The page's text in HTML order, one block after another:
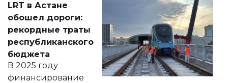
документ
появился в базе
нормативных
правовых актов и
на сайте маслихат
города.
LRT в Астане
обошел дороги:
рекордные траты
республиканского
бюджета
В 2025 году
финансирование